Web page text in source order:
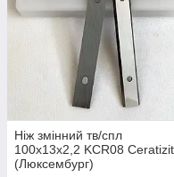
Ніж змінний тв/спл
100х13х2,2 KCR08 Ceratizit
(Люксембург)